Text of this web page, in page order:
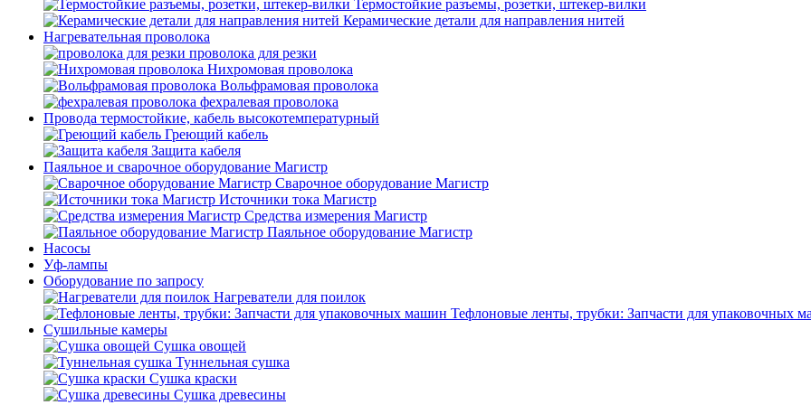
Термостойкие разъемы, розетки, штекер-вилки
Керамические детали для направления нитей
Нагревательная проволока
проволока для резки
Нихромовая проволока
Вольфрамовая проволока
фехралевая проволока
Провода термостойкие, кабель высокотемпературный
Греющий кабель
Защита кабеля
Паяльное и сварочное оборудование Магистр
Сварочное оборудование Магистр
Источники тока Магистр
Средства измерения Магистр
Паяльное оборудование Магистр
Насосы
Уф-лампы
Оборудование по запросу
Нагреватели для поилок
Тефлоновые ленты, трубки: Запчасти для упаковочных
Сушильные камеры
Сушка овощей
Туннельная сушка
Сушка краски
Сушка древесины